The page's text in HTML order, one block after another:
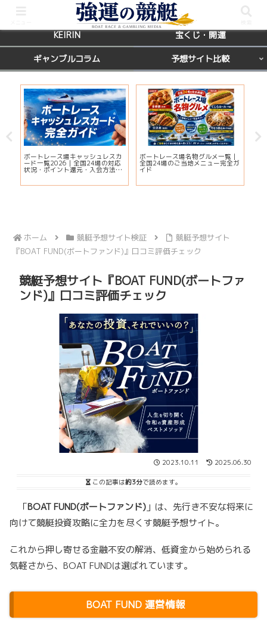
BOATRACE レース場ガイド
KEIRIN 宝くじ・開運
ギャンブルコラム 予想サイト比較
ボートレース場キャッシュレスカ
ード一覧2026｜全国24場の対応
状況・ポイント還元・入会方法ま
とめ
ボートレース場名物グルメ一覧｜
全国24場のご当地メニュー完全ガ
イド
ホーム 競艇予想サイト検証
競艇予想サイト
『BOAT FUND(ボートファンド)』口コミ評価チェック
競艇予想サイト『BOAT FUND(ボートファ
ンド)』口コミ評価チェック
2023.10.11 2025.06.30
この記事は約3分で読めます。
「BOAT FUND(ボートファンド) 」は、先行き不安な将来に
向けて競艇投資攻略に全力を尽くす競艇予想サイト。
これから押し寄せる金融不安の解消、低資金から始められる
気軽さから、BOAT FUNDは選ばれています。
BOAT FUND 運営情報